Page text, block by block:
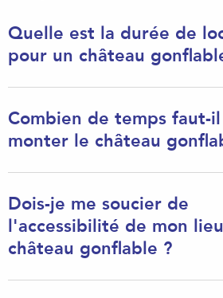
Quelle est la durée de
pour un château
Combien de temps faut-
monter le château
Dois-je me soucier de
l'accessibilité de mon
château gonflable ?